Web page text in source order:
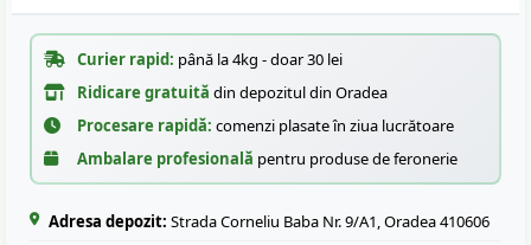
Curier rapid: până la 4kg - doar 30 lei
Ridicare gratuită din depozitul din Oradea
Procesare rapidă: comenzi plasate în ziua lucrătoare
Ambalare profesională pentru produse de feronerie
Adresa depozit: Strada Corneliu Baba Nr. 9/A1, Oradea 410606